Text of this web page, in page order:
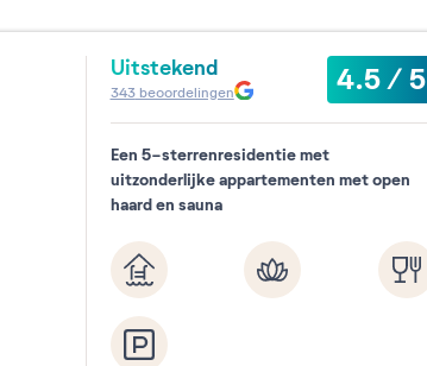
Uitstekend 4.5/5
343beoordelingen
Een 5-sterrenresidentie met
uitzonderlijke appartementen met open
haard en sauna